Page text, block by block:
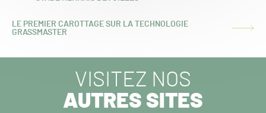
ARTICLE
LE PREMIER CAROTTAGE SUR LA TECHNOLOGIE
GRASSMASTER
VISITEZ NOS
AUTRES SITES